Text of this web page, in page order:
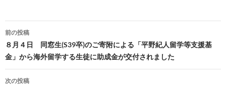
投
稿
ナ
ビ
前の投稿
８月４日 同窓生(S39卒)のご寄附による「平野紀人留学等支援基
金」から海外留学する生徒に助成金が交付されました
次の投稿